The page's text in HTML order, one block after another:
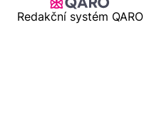
Redakční systém QARO